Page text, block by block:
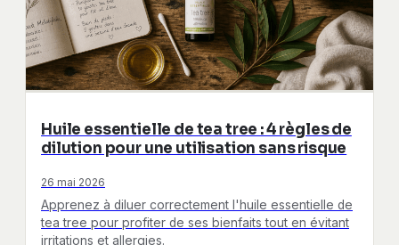
Huile essentielle de tea tree : 4 règles de
dilution pour une utilisation sans risque
26 mai 2026
Apprenez à diluer correctement l'huile essentielle de
tea tree pour profiter de ses bienfaits tout en évitant
irritations et allergies.